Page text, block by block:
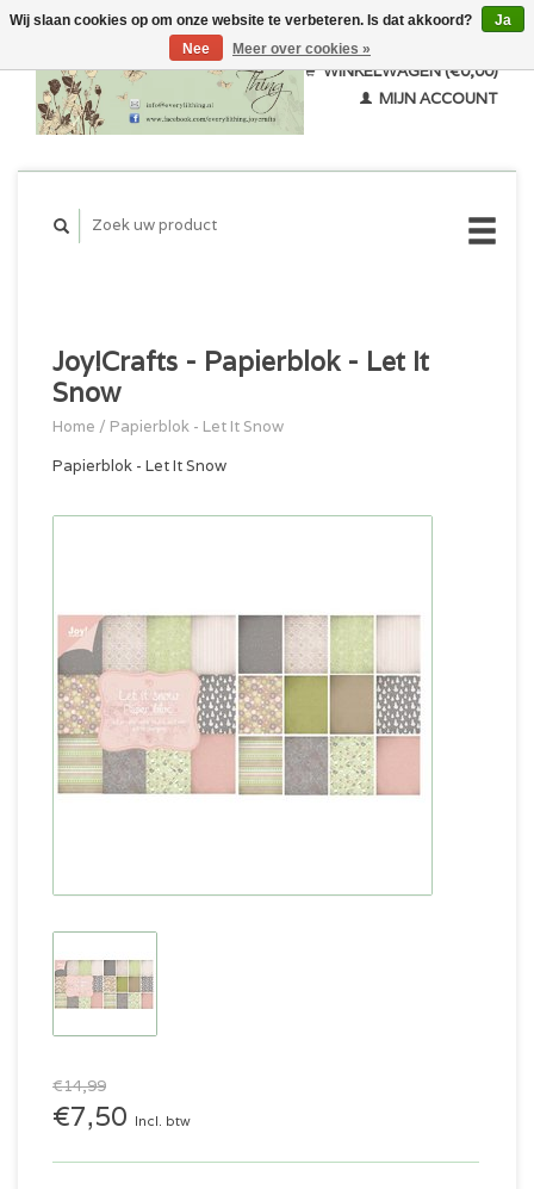
WINKELWAGEN (€0,00)
MIJN ACCOUNT
Joy!Crafts - Papierblok - Let It
Snow
Home / Papierblok - Let It Snow
Papierblok - Let It Snow
€14,99
€7,50 Incl. btw
Wij slaan cookies op om onze website te verbeteren. Is dat akkoord?
Ja
Nee
Meer over cookies »